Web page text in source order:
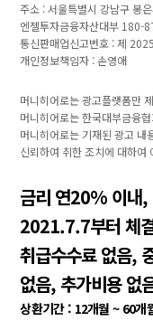
주소 : 서울특별시 강남구 봉
엔젤투자금융자산대부 180-
통신판매업신고번호 : 제
개인정보책임자 : 손영애
머니히어로는 광고플랫폼만
머니히어로는 한국대부금융
머니히어로는 기재된 광고 내
신뢰하여 취한 조치에 대하여
금리 연20% 이내
2021.7.7부터 체
취급수수료 없음,
없음, 추가비용 없
상환기간 : 12개월 ~ 60개